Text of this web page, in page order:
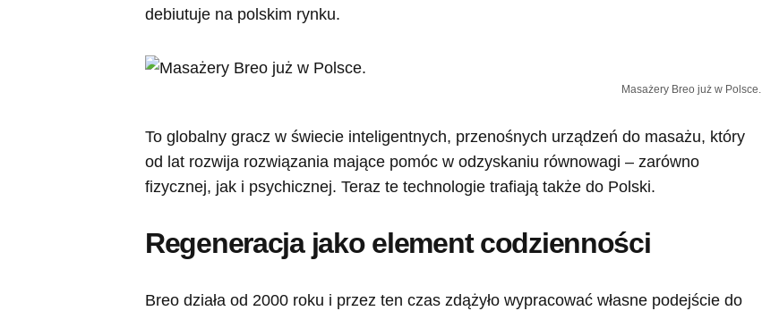
debiutuje na polskim rynku.
Masażery Breo już w Polsce.
To globalny gracz w świecie inteligentnych, przenośnych urządzeń do masażu, który
od lat rozwija rozwiązania mające pomóc w odzyskaniu równowagi – zarówno
fizycznej, jak i psychicznej. Teraz te technologie trafiają także do Polski.
Regeneracja jako element codzienności
Breo działa od 2000 roku i przez ten czas zdążyło wypracować własne podejście do